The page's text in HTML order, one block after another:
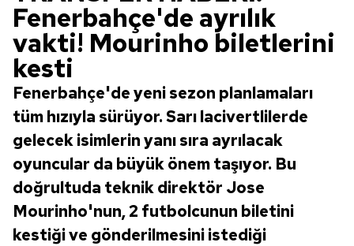
Fenerbahçe'de ayrılık
vakti! Mourinho biletlerini
kesti
Fenerbahçe'de yeni sezon planlamaları
tüm hızıyla sürüyor. Sarı lacivertlilerde
gelecek isimlerin yanı sıra ayrılacak
oyuncular da büyük önem taşıyor. Bu
doğrultuda teknik direktör Jose
Mourinho'nun, 2 futbolcunun biletini
kestiği ve gönderilmesini istediği